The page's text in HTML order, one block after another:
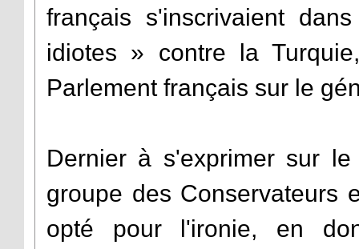
français s'inscrivaient
idiotes » contre la
Parlement français sur le
Dernier à s'exprimer sur
groupe des Conservateurs
opté pour l'ironie, en